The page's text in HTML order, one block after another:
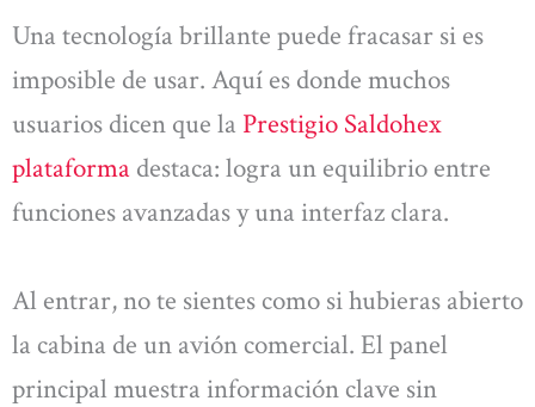
Una tecnología brillante puede fracasar si es
imposible de usar. Aquí es donde muchos
usuarios dicen que la Prestigio Saldohex
plataforma destaca: logra un equilibrio entre
funciones avanzadas y una interfaz clara.
Al entrar, no te sientes como si hubieras abierto
la cabina de un avión comercial. El panel
principal muestra información clave sin